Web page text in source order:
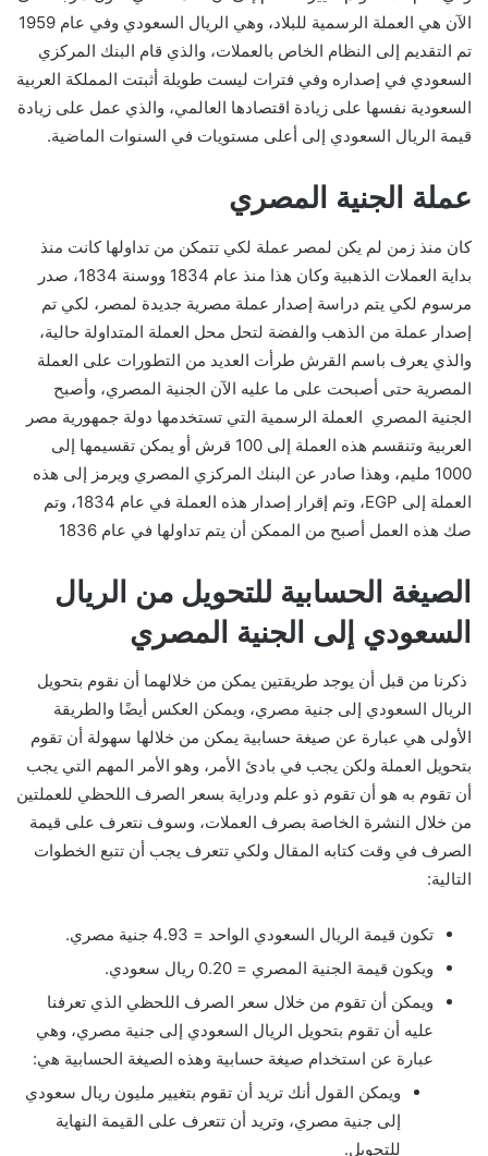
الآن هي العملة الرسمية للبلاد، وهي الريال السعودي وفي عام 1959
تم التقديم إلى النظام الخاص بالعملات، والذي قام البنك المركزي
السعودي في إصداره وفي فترات ليست طويلة أثبتت المملكة العربية
السعودية نفسها على زيادة اقتصادها العالمي، والذي عمل على زيادة
قيمة الريال السعودي إلى أعلى مستويات في السنوات الماضية.
عملة الجنية المصري
كان منذ زمن لم يكن لمصر عملة لكي تتمكن من تداولها كانت منذ
بداية العملات الذهبية وكان هذا منذ عام 1834 ووسنة 1834، صدر
مرسوم لكي يتم دراسة إصدار عملة مصرية جديدة لمصر، لكي تم
إصدار عملة من الذهب والفضة لتحل محل العملة المتداولة حالية،
والذي يعرف باسم القرش طرأت العديد من التطورات على العملة
المصرية حتى أصبحت على ما عليه الآن الجنية المصري، وأصبح
الجنية المصري العملة الرسمية التي تستخدمها دولة جمهورية مصر
العربية وتنقسم هذه العملة إلى 100 قرش أو يمكن تقسيمها إلى
1000 مليم، وهذا صادر عن البنك المركزي المصري ويرمز إلى هذه
العملة إلى EGP، وتم إقرار إصدار هذه العملة في عام 1834، وتم
صك هذه العمل أصبح من الممكن أن يتم تداولها في عام 1836
الصيغة الحسابية للتحويل من الريال
السعودي إلى الجنية المصري
ذكرنا من قبل أن يوجد طريقتين يمكن من خلالهما أن نقوم بتحويل
الريال السعودي إلى جنية مصري، ويمكن العكس أيضًا والطريقة
الأولى هي عبارة عن صيغة حسابية يمكن من خلالها سهولة أن تقوم
بتحويل العملة ولكن يجب في بادئ الأمر، وهو الأمر المهم التي يجب
أن تقوم به هو أن تقوم ذو علم ودراية بسعر الصرف اللحظي للعملتين
من خلال النشرة الخاصة بصرف العملات، وسوف نتعرف على قيمة
الصرف في وقت كتابه المقال ولكي تتعرف يجب أن تتبع الخطوات
التالية:
تكون قيمة الريال السعودي الواحد = 4.93 جنية مصري.
ويكون قيمة الجنية المصري = 0.20 ريال سعودي.
ويمكن أن تقوم من خلال سعر الصرف اللحظي الذي تعرفنا
عليه أن تقوم بتحويل الريال السعودي إلى جنية مصري، وهي
عبارة عن استخدام صيغة حسابية وهذه الصيغة الحسابية هي:
ويمكن القول أنك تريد أن تقوم بتغيير مليون ريال سعودي
إلى جنية مصري، وتريد أن تتعرف على القيمة النهاية
للتحويل.